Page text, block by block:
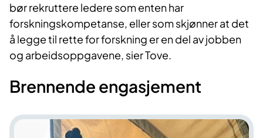
bør rekruttere ledere som enten har
forskningskompetanse, eller som skjønner at det
å legge til rette for forskning er en del av jobben
og arbeidsoppgavene, sier Tove.
Brennende engasjement